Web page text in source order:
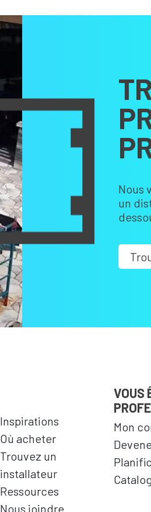
Nous
un
Inspirations
Où acheter
Trouvez un
installateur
Ressources
Nous joindre
VOUS
Mon